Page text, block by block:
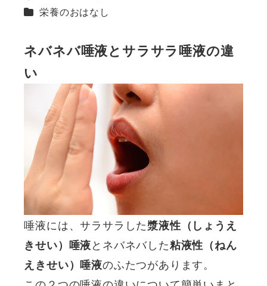
カテゴリー
栄養のおはなし
ネバネバ唾液とサラサラ唾液の違
い
唾液には、サラサラした漿液性（しょうえ
きせい）唾液とネバネバした粘液性（ねん
えきせい）唾液のふたつがあります。